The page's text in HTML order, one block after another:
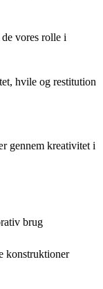
vores rolle i
hvile og restitution
gennem kreativitet i
brug
konstruktioner